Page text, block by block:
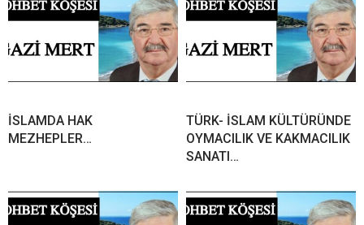
İSLAMDA HAK
MEZHEPLER…
TÜRK- İSLAM KÜLTÜRÜNDE
OYMACILIK VE KAKMACILIK
SANATI…